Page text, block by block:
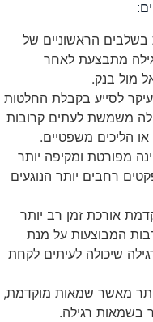
הראשוניים של
מתבצעת לאחר
מול בנק.
לסייע בקבלת החלטות
משמשת לעתים קרובות
הליכים משפטיים.
מפורטת ומקיפה יותר
רחבים יותר הנוגעים
אורכת זמן רב יותר
המבוצעות על מנת
שיכולה לעיתים לקחת
מאשר שמאות מוקדמת,
בשמאות רגילה.